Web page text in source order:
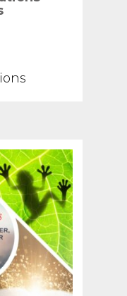
variations.
Les
options
peuvent
être
choisies